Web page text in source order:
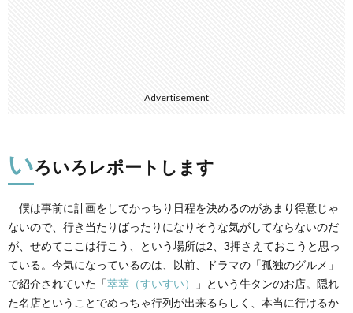
Advertisement
いろいろレポートします
僕は事前に計画をしてかっちり日程を決めるのがあまり得意じゃ
ないので、行き当たりばったりになりそうな気がしてならないのだ
が、せめてここは行こう、という場所は2、3押さえておこうと思っ
ている。今気になっているのは、以前、ドラマの「孤独のグルメ」
で紹介されていた「萃萃（すいすい）
」という牛タンのお店。隠れ
た名店ということでめっちゃ行列が出来るらしく、本当に行けるか